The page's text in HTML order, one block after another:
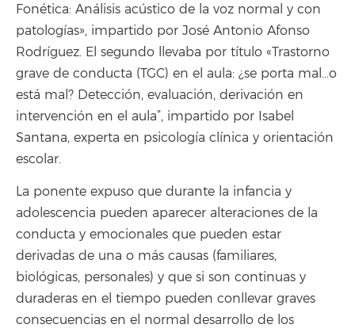
Fonética: Análisis acústico de la voz normal y con
patologías», impartido por José Antonio Afonso
Rodríguez. El segundo llevaba por título «Trastorno
grave de conducta (TGC) en el aula: ¿se porta mal…o
está mal? Detección, evaluación, derivación en
intervención en el aula”, impartido por Isabel
Santana, experta en psicología clínica y orientación
escolar.
La ponente expuso que durante la infancia y
adolescencia pueden aparecer alteraciones de la
conducta y emocionales que pueden estar
derivadas de una o más causas (familiares,
biológicas, personales) y que si son continuas y
duraderas en el tiempo pueden conllevar graves
consecuencias en el normal desarrollo de los